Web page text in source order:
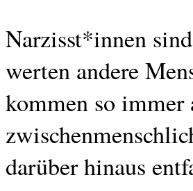
Narzisst*innen
werten andere
kommen so
darüber hinaus